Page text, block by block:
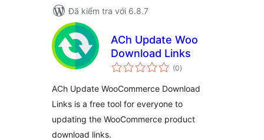
Đã kiểm tra với 6.8.7
ACh Update Woo
Download Links
(0tổng
đánh
)
ACh Update WooCommerce Download
Links is a free tool for everyone to
updating the WooCommerce product
download links.